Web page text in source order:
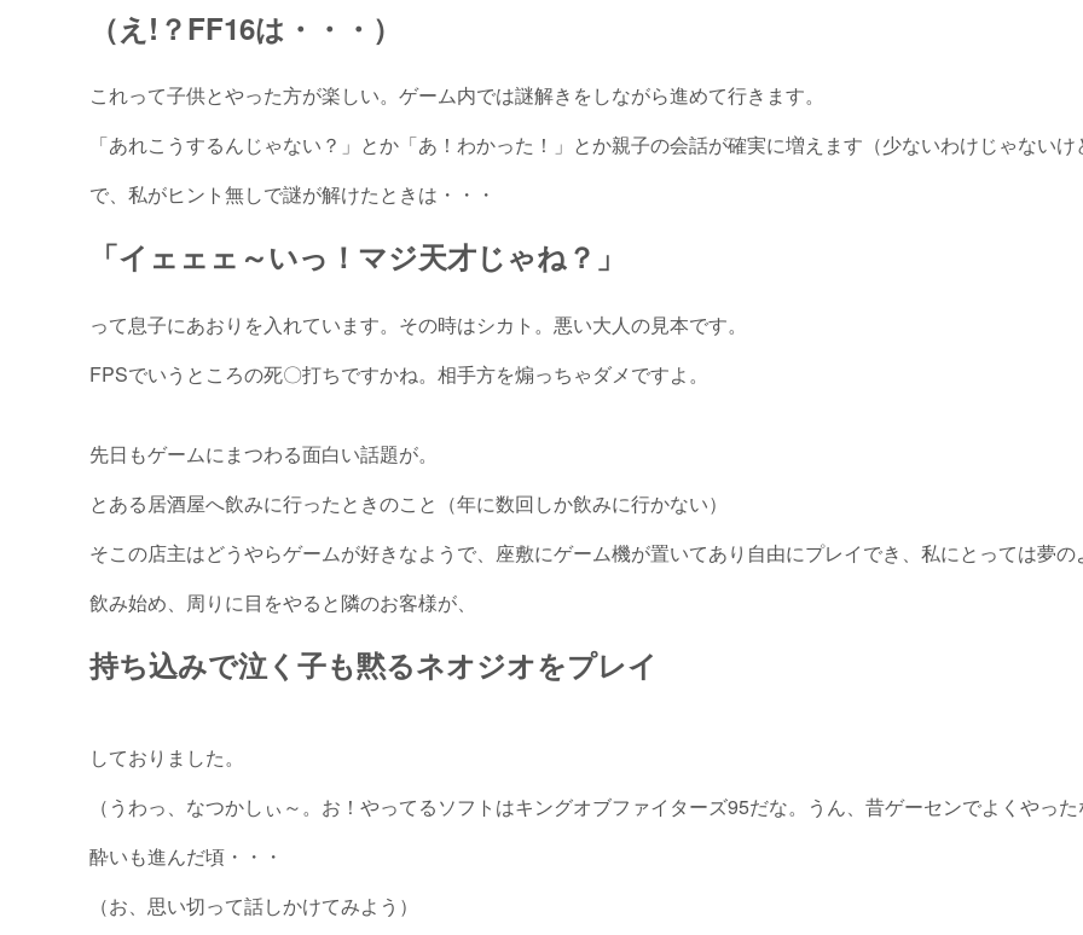
（え!？FF16は・・・）
これって子供とやった方が楽しい。ゲーム内では謎解きをしながら進めて行きます。
「あれこうするんじゃない？」とか「あ！わかった！」とか親子の会話が確実に増えます（少ないわけじゃないけ
で、私がヒント無しで謎が解けたときは・・・
「イェェェ～いっ！マジ天才じゃね？」
って息子にあおりを入れています。その時はシカト。悪い大人の見本です。
FPSでいうところの死〇打ちですかね。相手方を煽っちゃダメですよ。
先日もゲームにまつわる面白い話題が。
とある居酒屋へ飲みに行ったときのこと（年に数回しか飲みに行かない）
そこの店主はどうやらゲームが好きなようで、座敷にゲーム機が置いてあり自由にプレイでき、私にとっては夢
飲み始め、周りに目をやると隣のお客様が、
持ち込みで泣く子も黙るネオジオをプレイ
しておりました。
（うわっ、なつかしぃ～。お！やってるソフトはキングオブファイターズ95だな。うん、昔ゲーセンでよくやっ
酔いも進んだ頃・・・
（お、思い切って話しかけてみよう）